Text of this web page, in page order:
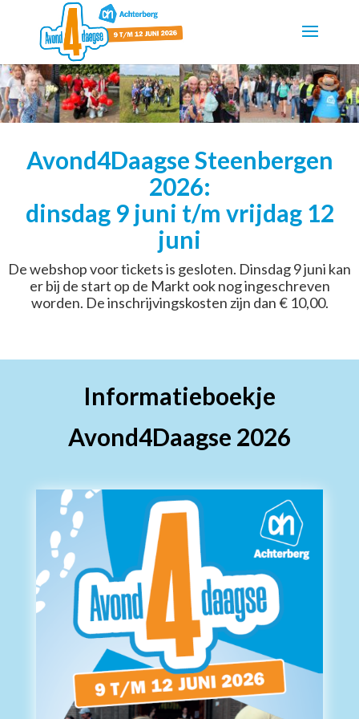
Avond4Daagse Steenbergen
2026:
dinsdag 9 juni t/m vrijdag 12
juni
De webshop voor tickets is gesloten. Dinsdag 9 juni kan
er bij de start op de Markt ook nog ingeschreven
worden. De inschrijvingskosten zijn dan € 10,00.
Informatieboekje
Avond4Daagse 2026